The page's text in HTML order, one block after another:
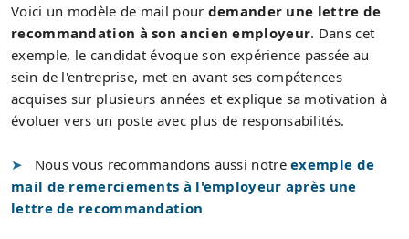
Voici un modèle de mail pour demander une lettre de
recommandation à son ancien employeur. Dans cet
exemple, le candidat évoque son expérience passée au
sein de l'entreprise, met en avant ses compétences
acquises sur plusieurs années et explique sa motivation à
évoluer vers un poste avec plus de responsabilités.
Nous vous recommandons aussi notreexemple de
mail de remerciements à l'employeur après une
lettre de recommandation